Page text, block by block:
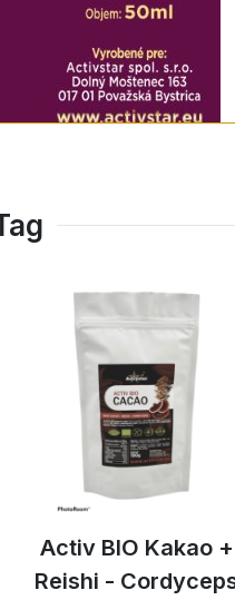
Activ BIO Kakao +
Reishi -